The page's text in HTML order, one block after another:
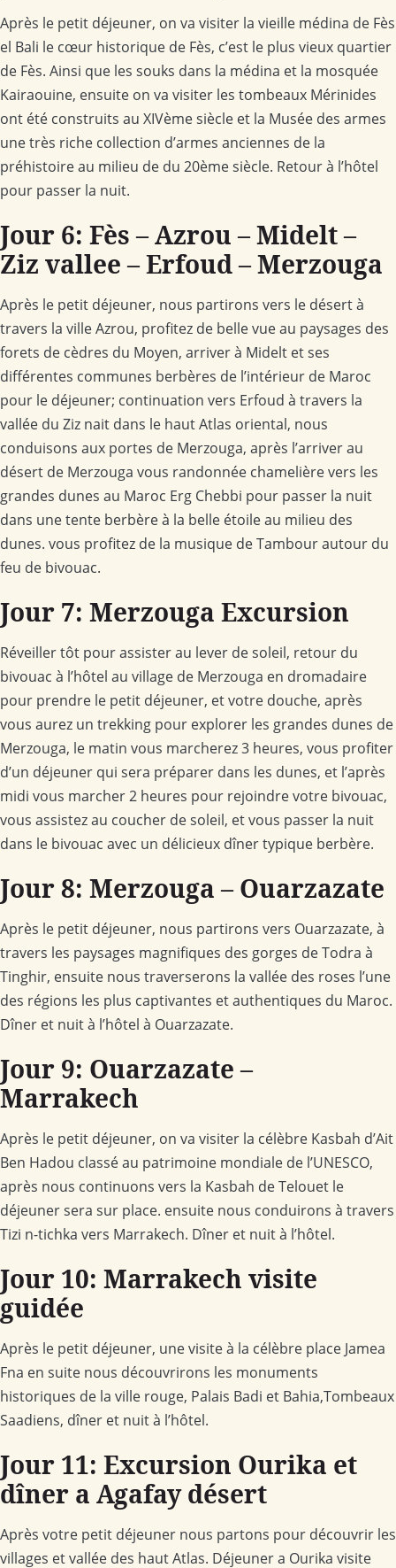
Après le petit déjeuner, on va visiter la vieille médina de Fès
el Bali le cœur historique de Fès, c’est le plus vieux quartier
de Fès. Ainsi que les souks dans la médina et la mosquée
Kairaouine, ensuite on va visiter les tombeaux Mérinides
ont été construits au XIVème siècle et la Musée des armes
une très riche collection d’armes anciennes de la
préhistoire au milieu de du 20ème siècle. Retour à l’hôtel
pour passer la nuit.
Jour 6: Fès – Azrou – Midelt –
Ziz vallee – Erfoud – Merzouga
Après le petit déjeuner, nous partirons vers le désert à
travers la ville Azrou, profitez de belle vue au paysages des
forets de cèdres du Moyen, arriver à Midelt et ses
différentes communes berbères de l’intérieur de Maroc
pour le déjeuner; continuation vers Erfoud à travers la
vallée du Ziz nait dans le haut Atlas oriental, nous
conduisons aux portes de Merzouga, après l’arriver au
désert de Merzouga vous randonnée chamelière vers les
grandes dunes au Maroc Erg Chebbi pour passer la nuit
dans une tente berbère à la belle étoile au milieu des
dunes. vous profitez de la musique de Tambour autour du
feu de bivouac.
Jour 7: Merzouga Excursion
Réveiller tôt pour assister au lever de soleil, retour du
bivouac à l’hôtel au village de Merzouga en dromadaire
pour prendre le petit déjeuner, et votre douche, après
vous aurez un trekking pour explorer les grandes dunes de
Merzouga, le matin vous marcherez 3 heures, vous profiter
d’un déjeuner qui sera préparer dans les dunes, et l’après
midi vous marcher 2 heures pour rejoindre votre bivouac,
vous assistez au coucher de soleil, et vous passer la nuit
dans le bivouac avec un délicieux dîner typique berbère.
Jour 8: Merzouga – Ouarzazate
Après le petit déjeuner, nous partirons vers Ouarzazate, à
travers les paysages magnifiques des gorges de Todra à
Tinghir, ensuite nous traverserons la vallée des roses l’une
des régions les plus captivantes et authentiques du Maroc.
Dîner et nuit à l’hôtel à Ouarzazate.
Jour 9: Ouarzazate –
Marrakech
Après le petit déjeuner, on va visiter la célèbre Kasbah d’Ait
Ben Hadou classé au patrimoine mondiale de l’UNESCO,
après nous continuons vers la Kasbah de Telouet le
déjeuner sera sur place. ensuite nous conduirons à travers
Tizi n-tichka vers Marrakech. Dîner et nuit à l’hôtel.
Jour 10: Marrakech visite
guidée
Après le petit déjeuner, une visite à la célèbre place Jamea
Fna en suite nous découvrirons les monuments
historiques de la ville rouge, Palais Badi et Bahia,Tombeaux
Saadiens, dîner et nuit à l’hôtel.
Jour 11: Excursion Ourika et
dîner a Agafay désert
Après votre petit déjeuner nous partons pour découvrir les
villages et vallée des haut Atlas. Déjeuner a Ourika visite